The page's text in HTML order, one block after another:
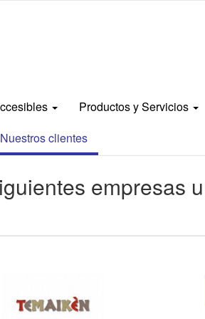
Productos y Servicios
Nuestros clientes
empresas